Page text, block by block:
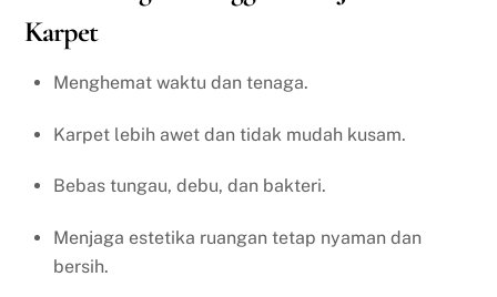
Karpet
Menghemat waktu dan tenaga.
Karpet lebih awet dan tidak mudah kusam.
Bebas tungau, debu, dan bakteri.
Menjaga estetika ruangan tetap nyaman dan
bersih.